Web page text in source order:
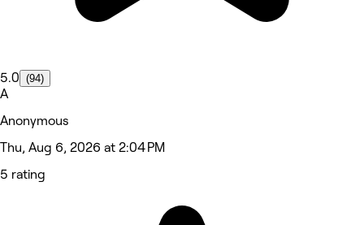
5.0 (94)
A
Anonymous
Thu, Aug 6, 2026 at 2:04 PM
5 rating